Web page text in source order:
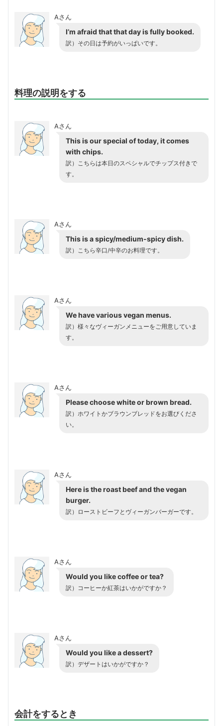
Aさん
I’m afraid that that day is fully booked.
訳）その日は予約がいっぱいです。
料理の説明をする
Aさん
This is our special of today, it comes
with chips.
訳）こちらは本日のスペシャルでチップス付きで
す。
Aさん
This is a spicy/medium-spicy dish.
訳）こちら辛口/中辛のお料理です。
Aさん
We have various vegan menus.
訳）様々なヴィーガンメニューをご用意していま
す。
Aさん
Please choose white or brown bread.
訳）ホワイトかブラウンブレッドをお選びくださ
い。
Aさん
Here is the roast beef and the vegan
burger.
訳）ローストビーフとヴィーガンバーガーです。
Aさん
Would you like coffee or tea?
訳）コーヒーか紅茶はいかがですか？
Aさん
Would you like a dessert?
訳）デザートはいかがですか？
会計をするとき